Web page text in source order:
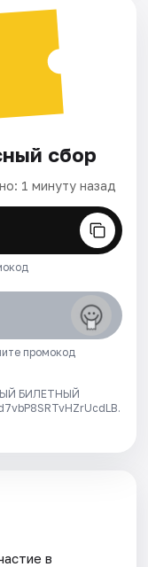
сбор
1 минуту назад
промокод
БИЛЕТНЫЙ
в